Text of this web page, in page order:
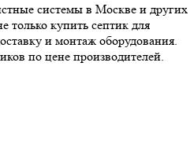
системы в Москве и других
купить септик для
и монтаж оборудования.
по цене производителей.